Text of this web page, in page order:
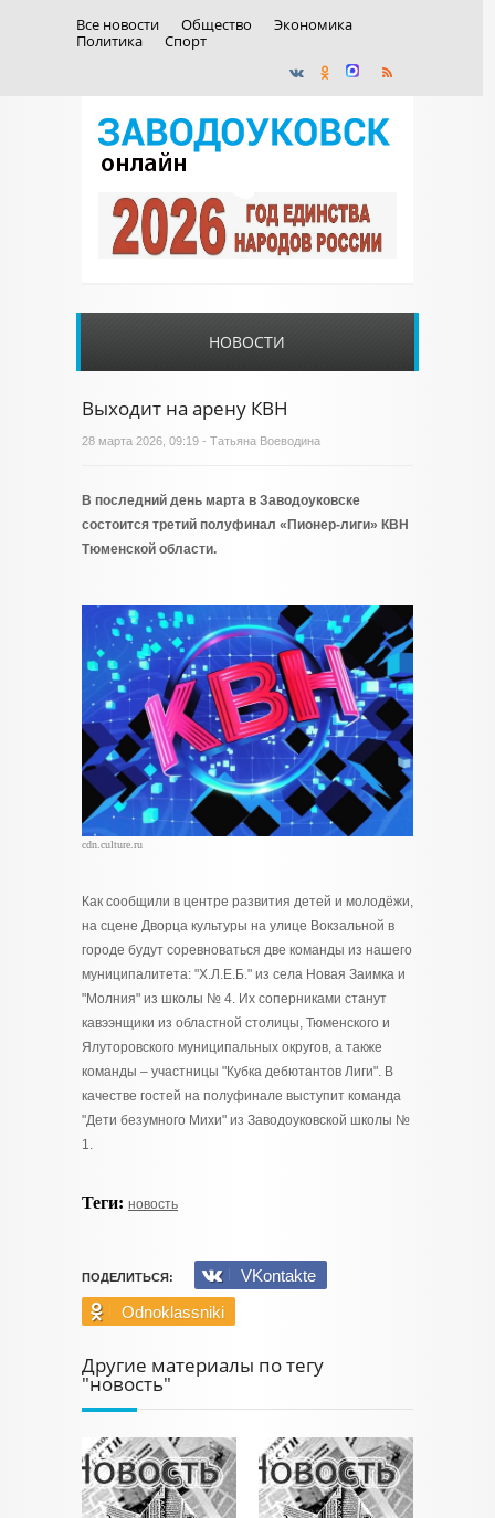
Все новости Общество
Экономика
Политика
Спорт
НОВОСТИ
Выходит на арену КВН
28 марта 2026, 09:19 - Татьяна Воеводина
В последний день марта в Заводоуковске
состоится третий полуфинал «Пионер-лиги» КВН
Тюменской области.
cdn.culture.ru
Как сообщили в центре развития детей и молодёжи,
на сцене Дворца культуры на улице Вокзальной в
городе будут соревноваться две команды из нашего
муниципалитета: "Х.Л.Е.Б." из села Новая Заимка и
"Молния" из школы № 4. Их соперниками станут
кавээнщики из областной столицы, Тюменского и
Ялуторовского муниципальных округов, а также
команды – участницы "Кубка дебютантов Лиги". В
качестве гостей на полуфинале выступит команда
"Дети безумного Михи" из Заводоуковской школы №
1.
Теги: новость
ПОДЕЛИТЬСЯ:
VKontakte
Odnoklassniki
Другие материалы по тегу
"новость"